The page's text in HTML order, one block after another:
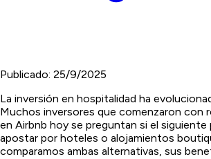
Publicado: 25/9/2025
La inversión en hospitalidad ha
Muchos inversores que comenzaron con
en Airbnb hoy se preguntan si el siguiente
apostar por hoteles o alojamientos
comparamos ambas alternativas, sus